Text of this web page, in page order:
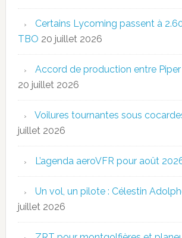
Certains Lycoming passent à
TBO 20 juillet 2026
Accord de production entre
20 juillet 2026
Voilures tournantes sous
juillet 2026
L’agenda aeroVFR pour août
Un vol, un pilote : Célestin
juillet 2026